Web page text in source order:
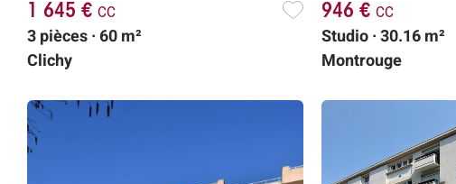
1 645 € cc
3 pièces · 60 m²
Clichy
946 € cc
Studio · 30.16 m²
Montrouge